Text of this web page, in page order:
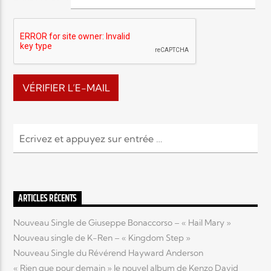
TITRE
ARTISTE
Radio Elyon
Elyon Rhema
Elyon Hits
ARTICLES RÉCENTS
Nouveau Single de Giuseppe Bonaccorso – « Hail Mary »
Nouveau single de K-Ren – « Kingdom Step »
Nouveau Single du Révérend Hayward Anderson
« Rien que pour demain » le nouvel album de Kenzo David